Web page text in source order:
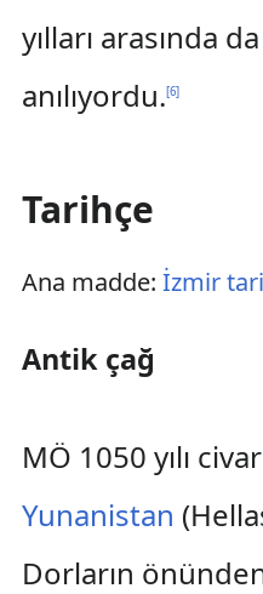
yılları arasında
anılıyordu.[6]
Tarihçe
Ana madde: İzmir
Antik çağ
MÖ 1050 yılı
Yunanistan
Dorların